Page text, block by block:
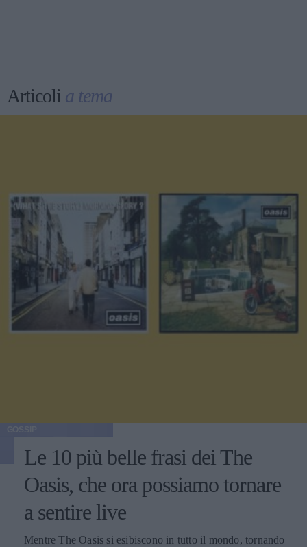
Articoli a tema
Le 10 più belle frasi dei The
Oasis, che ora possiamo tornare
a sentire live
Mentre The Oasis si esibiscono in tutto il mondo, tornando